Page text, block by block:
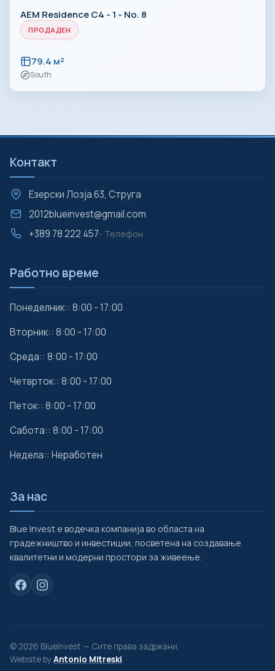
AEM Residence C4 - 1 - No. 8
ПРОДАДЕН
79.4 м²
South
Контакт
Езерски Лозја 63, Струга
2012blueinvest@gmail.com
+389 78 222 457- Телефон
Работно време
Понеделник:: 8:00 - 17:00
Вторник:: 8:00 - 17:00
Среда:: 8:00 - 17:00
Четврток:: 8:00 - 17:00
Петок:: 8:00 - 17:00
Сабота:: 8:00 - 17:00
Недела:: Неработен
За нас
Blue Invest е водечка компанија во областа на
градежништво и инвестиции, посветена на создавање
квалитетни и модерни простори за живеење.
© 2026 BlueInvest — Сите права задржани.
Website byAntonio Mitreski